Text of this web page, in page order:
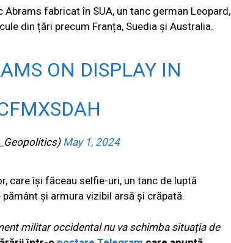
fabricat în SUA, un tanc german Leopard,
din țări precum Franța, Suedia și Australia.
ON DISPLAY IN
May 1, 2024
care își făceau selfie-uri, un tanc de luptă
și armura vizibil arsă și crăpată.
militar occidental nu va schimba situația de